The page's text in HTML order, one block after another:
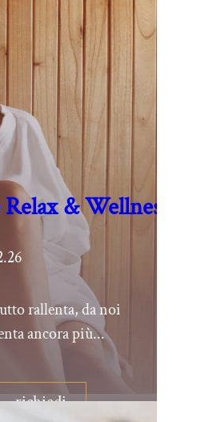
& Wellness
rallenta, da noi
ancora più...
richiedi